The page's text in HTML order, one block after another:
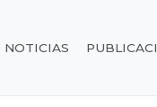
NOTICIAS